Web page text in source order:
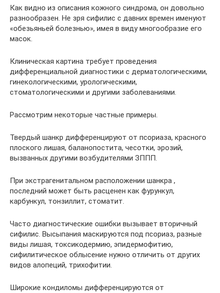
Как видно из описания кожного синдрома, он довольно
разнообразен. Не зря сифилис с давних времен именуют
«обезьяньей болезнью», имея в виду многообразие его
масок.
Клиническая картина требует проведения
дифференциальной диагностики с дерматологическими,
гинекологическими, урологическими,
стоматологическими и другими заболеваниями.
Рассмотрим некоторые частные примеры.
Твердый шанкр дифференцируют от псориаза, красного
плоского лишая, баланопостита, чесотки, эрозий,
вызванных другими возбудителями ЗППП.
При экстрагенитальном расположении шанкра ,
последний может быть расценен как фурункул,
карбункул, тонзиллит, стоматит.
Часто диагностические ошибки вызывает вторичный
сифилис. Высыпания маскируются под псориаз, разные
виды лишая, токсикодермию, эпидермофитию,
сифилитическое облысение нужно отличить от других
видов алопеций, трихофитии.
Широкие кондиломы дифференцируются от